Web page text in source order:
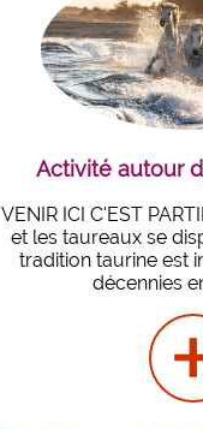
Activité autour
VENIR ICI C'EST
et les taureaux se
tradition taurine est
décennies